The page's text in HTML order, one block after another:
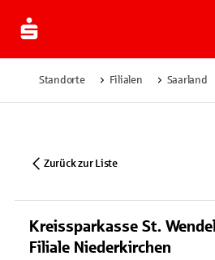
Standorte Filialen Saarland
Zurück zur Liste
Kreissparkasse St. Wendel
Filiale Niederkirchen